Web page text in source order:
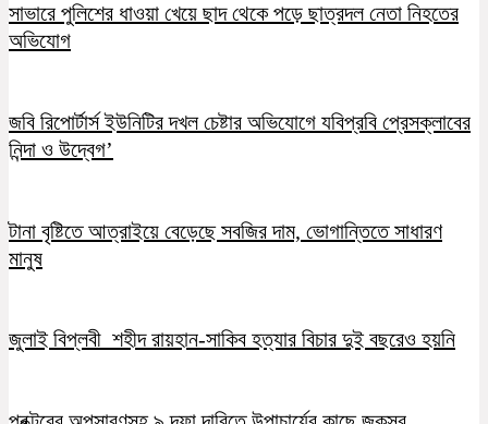
সাভারে পুলিশের ধাওয়া খেয়ে ছাদ থেকে পড়ে ছাত্রদল নেতা নিহতের
অভিযোগ
জবি রিপোর্টার্স ইউনিটির দখল চেষ্টার অভিযোগে যবিপ্রবি প্রেসক্লাবের
নিন্দা ও উদ্বেগ’
টানা বৃষ্টিতে আত্রাইয়ে বেড়েছে সবজির দাম, ভোগান্তিতে সাধারণ
মানুষ
জুলাই বিপ্লবী শহীদ রায়হান-সাকিব হত্যার বিচার দুই বছরেও হয়নি